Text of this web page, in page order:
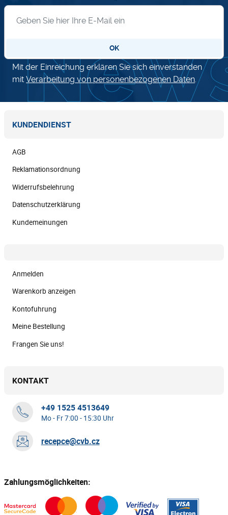
OK
Mit der Einreichung erklären Sie sich einverstanden
mit Verarbeitung von personenbezogenen Daten
KUNDENDIENST
AGB
Reklamationsordnung
Widerrufsbelehrung
Datenschutzerklärung
Kundemeinungen
Anmelden
Warenkorb anzeigen
Kontofuhrung
Meine Bestellung
Frangen Sie uns!
KONTAKT
+49 1525 4513649
Mo - Fr 7:00 - 15:30 Uhr
recepce@cvb.cz
Zahlungsmöglichkeiten: